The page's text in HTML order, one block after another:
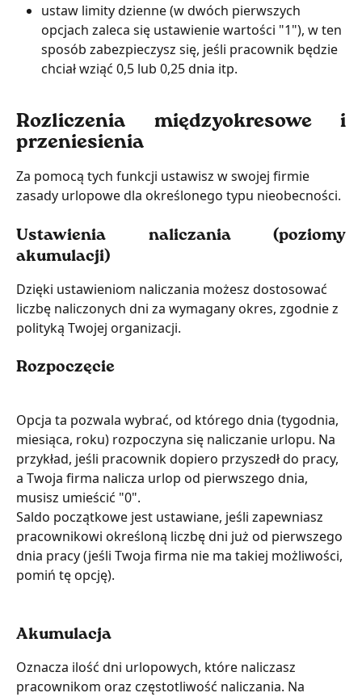
ustaw limity dzienne (w dwóch pierwszych
opcjach zaleca się ustawienie wartości "1"), w ten
sposób zabezpieczysz się, jeśli pracownik będzie
chciał wziąć 0,5 lub 0,25 dnia itp.
Rozliczenia międzyokresowe i
przeniesienia
Za pomocą tych funkcji ustawisz w swojej firmie
zasady urlopowe dla określonego typu nieobecności.
Ustawienia naliczania (poziomy
akumulacji)
Dzięki ustawieniom naliczania możesz dostosować
liczbę naliczonych dni za wymagany okres, zgodnie z
polityką Twojej organizacji.
Rozpoczęcie
Opcja ta pozwala wybrać, od którego dnia (tygodnia,
miesiąca, roku) rozpoczyna się naliczanie urlopu. Na
przykład, jeśli pracownik dopiero przyszedł do pracy,
a Twoja firma nalicza urlop od pierwszego dnia,
musisz umieścić "0".
Saldo początkowe jest ustawiane, jeśli zapewniasz
pracownikowi określoną liczbę dni już od pierwszego
dnia pracy (jeśli Twoja firma nie ma takiej możliwości,
pomiń tę opcję).
Akumulacja
Oznacza ilość dni urlopowych, które naliczasz
pracownikom oraz częstotliwość naliczania. Na